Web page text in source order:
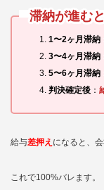
滞納が進む
1〜2ヶ月滞納
3〜4ヶ月滞納
5〜6ヶ月滞納
判決確定後 ：
給与差押え になると、
これで100%バレます。